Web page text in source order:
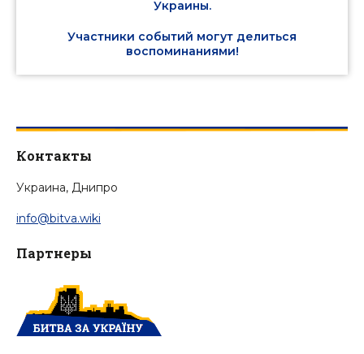
Украины.
Участники событий могут делиться
воспоминаниями!
Контакты
Украина, Днипро
info@bitva.wiki
Партнеры